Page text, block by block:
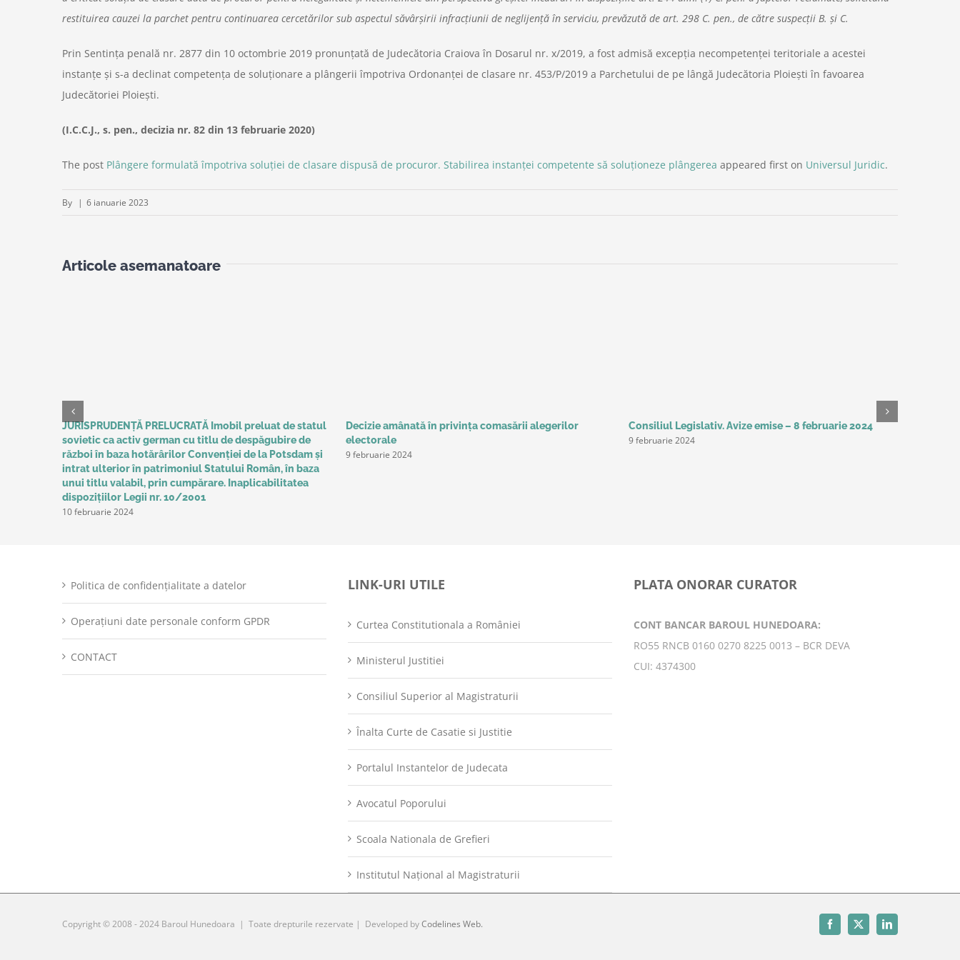
restituirea cauzei la parchet pentru continuarea cercetărilor sub aspectul săvârşirii infracţiunii de neglijenţă în serviciu, prevăzută de art. 298 C. pen., de către suspecţii B. şi C.
Prin Sentinţa penală nr. 2877 din 10 octombrie 2019 pronunţată de Judecătoria Craiova în Dosarul nr. x/2019, a fost admisă excepţia necompetenţei teritoriale a acestei
instanţe şi s-a declinat competenţa de soluţionare a plângerii împotriva Ordonanţei de clasare nr. 453/P/2019 a Parchetului de pe lângă Judecătoria Ploieşti în favoarea
Judecătoriei Ploieşti.
(I.C.C.J., s. pen., decizia nr. 82 din 13 februarie 2020)
The post Plângere formulată împotriva soluţiei de clasare dispusă de procuror. Stabilirea instanței competente să soluționeze plângerea appeared first on Universul Juridic.
By | 6 ianuarie 2023
Articole asemanatoare
JURISPRUDENȚĂ PRELUCRATĂ Imobil preluat de statul
sovietic ca activ german cu titlu de despăgubire de
război în baza hotărârilor Convenţiei de la Potsdam și
intrat ulterior în patrimoniul Statului Român, în baza
unui titlu valabil, prin cumpărare. Inaplicabilitatea
dispozițiilor Legii nr. 10/2001
10 februarie 2024
Decizie amânată în privinţa comasării alegerilor
electorale
9 februarie 2024
Consiliul Legislativ. Avize emise – 8 februarie 2024
9 februarie 2024
Politica de confidențialitate a datelor
Operațiuni date personale conform GPDR
CONTACT
LINK-URI UTILE
Curtea Constitutionala a României
Ministerul Justitiei
Consiliul Superior al Magistraturii
Înalta Curte de Casatie si Justitie
Portalul Instantelor de Judecata
Avocatul Poporului
Scoala Nationala de Grefieri
Institutul Național al Magistraturii
PLATA ONORAR CURATOR
CONT BANCAR BAROUL HUNEDOARA:
RO55 RNCB 0160 0270 8225 0013 – BCR DEVA
CUI: 4374300
Copyright © 2008 - 2024 Baroul Hunedoara | Toate drepturile rezervate | Developed byCodelines Web. Facebook
X LinkedIn